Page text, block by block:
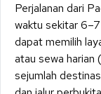
Perjalanan dari
waktu sekitar
dapat memilih
atau sewa harian
sejumlah